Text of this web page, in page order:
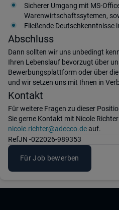
Sicherer Umgang mit MS-
Warenwirtschaftssytemen,
Fließende Deutschkenntnisse
Abschluss
Dann sollten wir uns unbedingt
Ihren Lebenslauf bevorzugt über
Bewerbungsplattform oder über
und wir setzen uns mit Ihnen in
Kontakt
Für weitere Fragen zu dieser
Sie gerne Kontakt mit Nicole
nicole.richter@adecco.deauf.
RefJN -022026-989353
Für Job bewerben